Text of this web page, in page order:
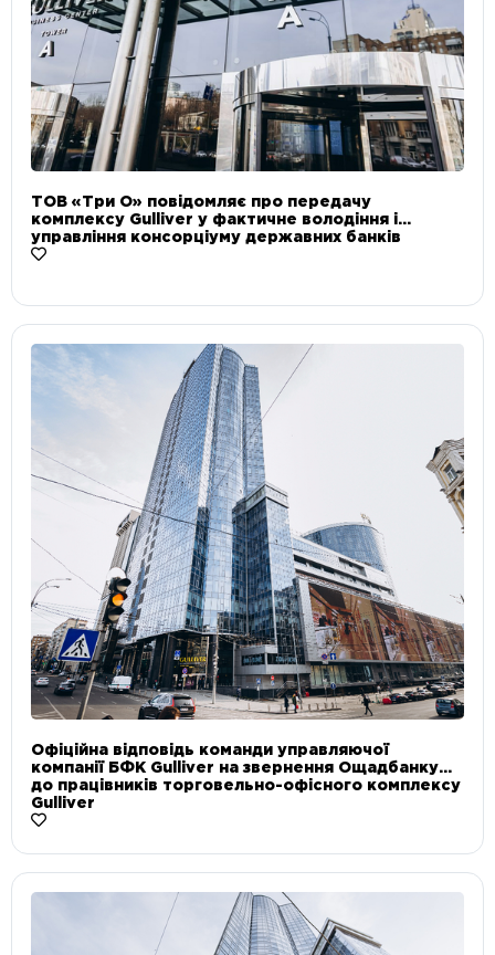
ТОВ «Три О» повідомляє про передачу
комплексу Gulliver у фактичне володіння і
управління консорціуму державних банків
Офіційна відповідь команди управляючої
компанії БФК Gulliver на звернення Ощадбанку
до працівників торговельно-офісного комплексу
Gulliver